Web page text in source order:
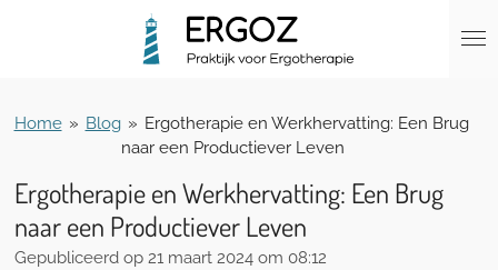
hoofdinhoud
Home » Blog » Ergotherapie en Werkhervatting: Een Brug
naar een Productiever Leven
Ergotherapie en Werkhervatting: Een Brug
naar een Productiever Leven
Gepubliceerd op 21 maart 2024 om 08:12